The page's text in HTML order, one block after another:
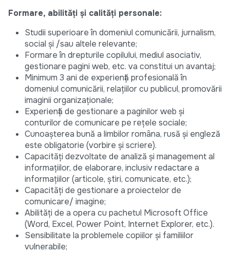
Formare, abilități și calități personale:
Studii superioare în domeniul comunicării, jurnalism,
social și /sau altele relevante;
Formare în drepturile copilului, mediul asociativ,
gestionare pagini web, etc. va constitui un avantaj;
Minimum 3 ani de experienţă profesională în
domeniul comunicării, relațiilor cu publicul, promovării
imaginii organizaționale;
Experiență de gestionare a paginilor web și
conturilor de comunicare pe rețele sociale;
Cunoaşterea bună a limbilor româna, rusă și engleză
este obligatorie (vorbire şi scriere).
Capacități dezvoltate de analiză și management al
informațiilor, de elaborare, inclusiv redactare a
informațiilor (articole, știri, comunicate, etc.);
Capacităţi de gestionare a proiectelor de
comunicare/ imagine;
Abilități de a opera cu pachetul Microsoft Office
(Word, Excel, Power Point, Internet Explorer, etc.).
Sensibilitate la problemele copiilor şi familiilor
vulnerabile;